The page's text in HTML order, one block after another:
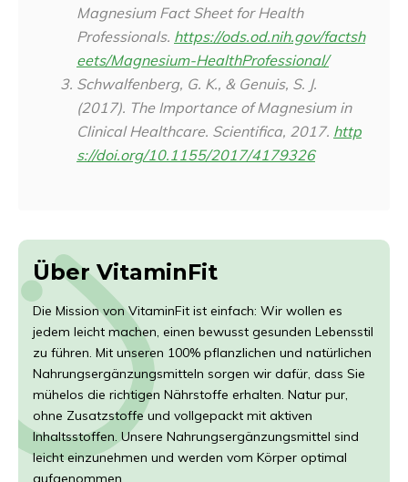
Magnesium Fact Sheet for Health
Professionals. https://ods.od.nih.gov/factsh
eets/Magnesium-HealthProfessional/
Schwalfenberg, G. K., & Genuis, S. J.
(2017). The Importance of Magnesium in
Clinical Healthcare. Scientifica, 2017. http
s://doi.org/10.1155/2017/4179326
Über VitaminFit
Die Mission von VitaminFit ist einfach: Wir wollen es
jedem leicht machen, einen bewusst gesunden Lebensstil
zu führen. Mit unseren 100% pflanzlichen und natürlichen
Nahrungsergänzungsmitteln sorgen wir dafür, dass Sie
mühelos die richtigen Nährstoffe erhalten. Natur pur,
ohne Zusatzstoffe und vollgepackt mit aktiven
Inhaltsstoffen. Unsere Nahrungsergänzungsmittel sind
leicht einzunehmen und werden vom Körper optimal
aufgenommen.